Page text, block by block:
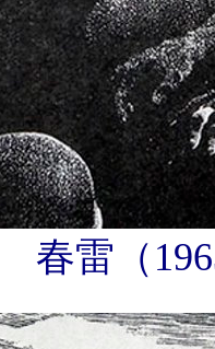
春雷（